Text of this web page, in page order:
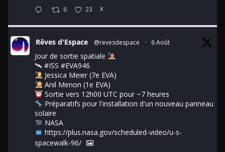
6 23 X
Rêves d'Espace @revesdespace · 6 Août
Jour de sortie spatiale
🛰 #ISS #EVA946
Jessica Meier (7e EVA)
Anil Menon (1e EVA)
Sortie vers 12h00 UTC pour ~7 heures
Préparatifs pour l'installation d'un nouveau panneau
solaire
NASA
https://plus.nasa.gov/scheduled-video/u-s-
spacewalk-96/